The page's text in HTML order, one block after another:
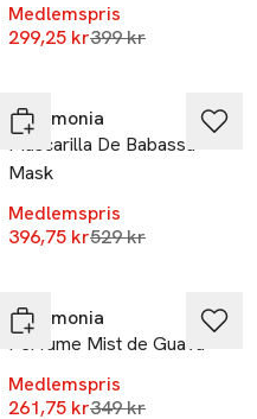
Medlemspris
299,25 krLägsta pris 30
399 kr
Ceremonia
Mascarilla De Babassu
Mask
Medlemspris
396,75 krLägsta pris 30
529 kr
Ceremonia
Perfume Mist de Guava
Medlemspris
261,75 krLägsta pris 30
349 kr